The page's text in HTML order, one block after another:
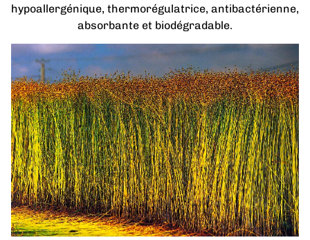
hypoallergénique, thermorégulatrice, antibactérienne,
absorbante et biodégradable.